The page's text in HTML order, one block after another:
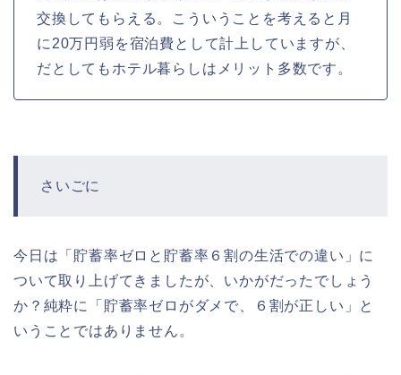
交換してもらえる。こういうことを考えると月
に20万円弱を宿泊費として計上していますが、
だとしてもホテル暮らしはメリット多数です。
さいごに
今日は「貯蓄率ゼロと貯蓄率６割の生活での違い」に
ついて取り上げてきましたが、いかがだったでしょう
か？純粋に「貯蓄率ゼロがダメで、６割が正しい」と
いうことではありません。